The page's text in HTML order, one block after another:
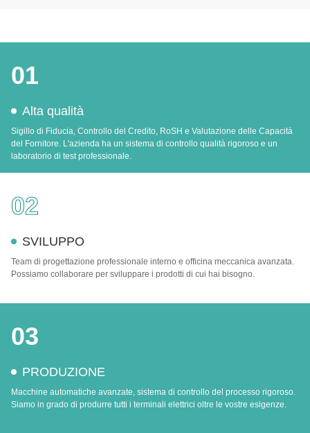
01
Alta qualità
Sigillo di Fiducia, Controllo del Credito, RoSH e Valutazione delle Capacità
del Fornitore. L'azienda ha un sistema di controllo qualità rigoroso e un
laboratorio di test professionale.
02
SVILUPPO
Team di progettazione professionale interno e officina meccanica avanzata.
Possiamo collaborare per sviluppare i prodotti di cui hai bisogno.
03
PRODUZIONE
Macchine automatiche avanzate, sistema di controllo del processo rigoroso.
Siamo in grado di produrre tutti i terminali elettrici oltre le vostre esigenze.